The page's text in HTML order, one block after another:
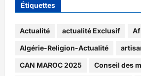
Étiquettes
Actualité actualité Exclusif
Algérie-Religion-Actualité
CAN MAROC 2025 Conseil des